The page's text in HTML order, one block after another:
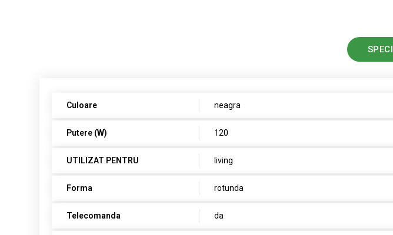
Culoare neagra
Putere (W) 120
UTILIZAT PENTRU living
Forma rotunda
Telecomanda da